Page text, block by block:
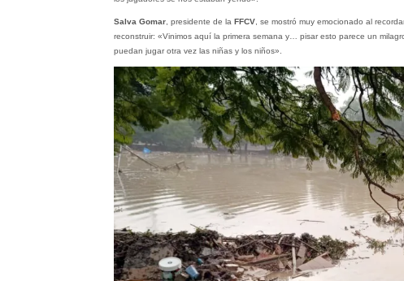
Salva Gomar, presidente de la FFCV, se mostró muy emocionado al
reconstruir: «Vinimos aquí la primera semana y… pisar esto parece un
puedan jugar otra vez las niñas y los niños».